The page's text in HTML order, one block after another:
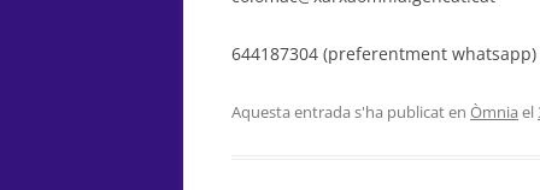
644187304 (preferentment whatsapp)
Aquesta entrada s'ha publicat en Òmnia el